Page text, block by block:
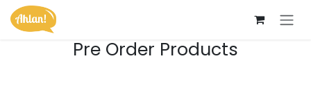
Skip ke Konten
Pre Order Products